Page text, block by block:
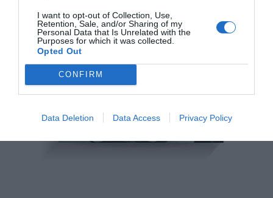
I want to opt-out of Collection, Use,
Retention, Sale, and/or Sharing of my
Personal Data that Is Unrelated with the
Purposes for which it was collected.
Opted Out
CONFIRM
Data Deletion Data Access Privacy Policy